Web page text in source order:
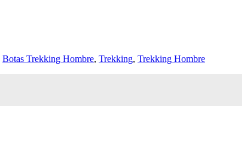
Botas Trekking Hombre, Trekking, Trekking Hombre